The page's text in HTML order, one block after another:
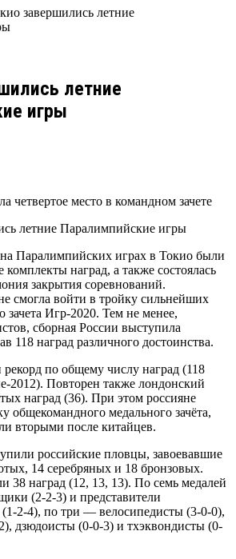
завершились летние
летние
игры
четвертое место в командном зачете
на Паралимпийских играх в Токио были
наград, а также состоялась
закрытия соревнований.
смогла войти в тройку сильнейших
зачета Игр-2020. Тем не менее,
сборная России выступила
118 наград различного достоинства.
рекорд по общему числу наград (118
2012). Повторен также лондонский
наград (36). При этом россияне
общекомандного медального зачёта,
вторыми после китайцев.
российские пловцы, завоевавшие
14 серебряных и 18 бронзовых.
38 наград (12, 13, 13). По семь медалей
(2-2-3) и представители
(1-2-4), по три — велосипедисты (3-0-0),
дзюдоисты (0-0-3) и тхэквондисты (0-